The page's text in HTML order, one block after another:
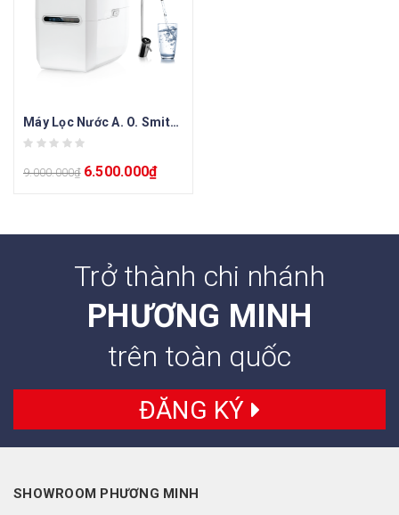
Máy Lọc Nước A. O. Smith AR75-A-S-1E
9.000.000₫ 6.500.000₫
Trở thành chi nhánh
PHƯƠNG MINH
trên toàn quốc
ĐĂNG KÝ
SHOWROOM PHƯƠNG MINH